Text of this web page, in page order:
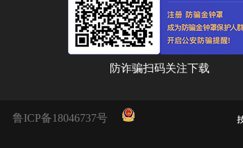
防诈骗扫码关注下载
鲁ICP备18046737号